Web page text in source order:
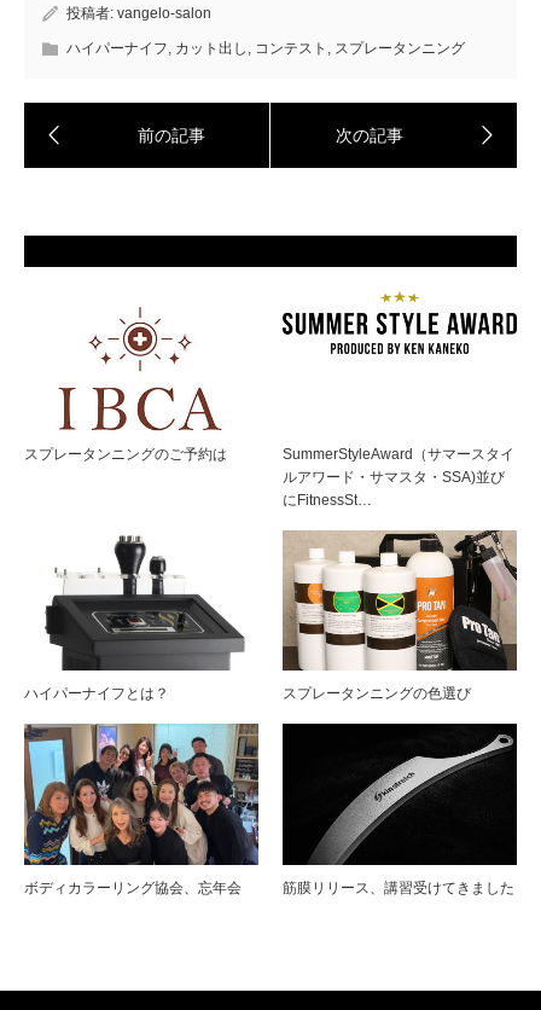
投稿者: vangelo-salon
ハイパーナイフ カット出し コンテスト スプレータンニング
スプレータンニングのご予約は
SummerStyleAward（サマースタイ
ルアワード・サマスタ・SSA)並び
にFitnessSt…
ハイパーナイフとは？ スプレータンニングの色選び
ボディカラーリング協会、忘年会 筋膜リリース、講習受けてきました